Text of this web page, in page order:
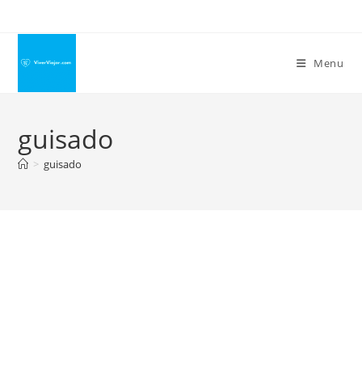
conteúdo
Menu
guisado
> guisado